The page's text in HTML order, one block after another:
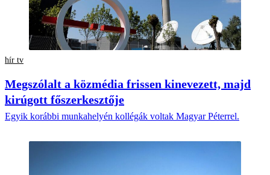
hír tv
Megszólalt a közmédia frissen kinevezett, majd
kirúgott főszerkesztője
Egyik korábbi munkahelyén kollégák voltak Magyar Péterrel.